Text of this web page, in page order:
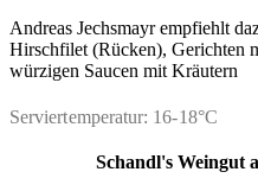
Andreas Jechsmayr empfiehlt
Hirschfilet (Rücken), Gerichten
würzigen Saucen mit Kräutern
Serviertemperatur: 16-18°C
Schandl's Weingut